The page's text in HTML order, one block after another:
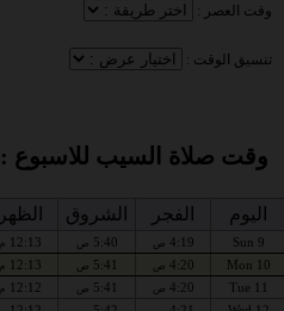
وقت العصر :
تنسيق الوقت :
وقت صلاة السيب للاسبوع :
اليوم الفجر الشروق الظهر
Sun 9
4:19 ص 5:40 ص 12:13 م
Mon 10
4:20 ص 5:41 ص 12:13 م
Tue 11
4:20 ص 5:41 ص 12:12 م